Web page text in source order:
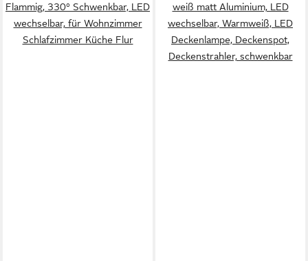
Flammig, 330° Schwenkbar, LED
wechselbar, für Wohnzimmer
Schlafzimmer Küche Flur
weiß matt Aluminium, LED
wechselbar, Warmweiß, LED
Deckenlampe, Deckenspot,
Deckenstrahler, schwenkbar